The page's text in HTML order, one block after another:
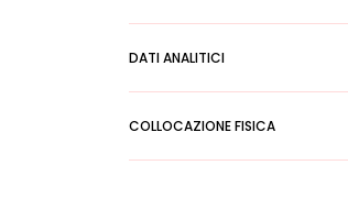
DATI ANALITICI
COLLOCAZIONE FISICA